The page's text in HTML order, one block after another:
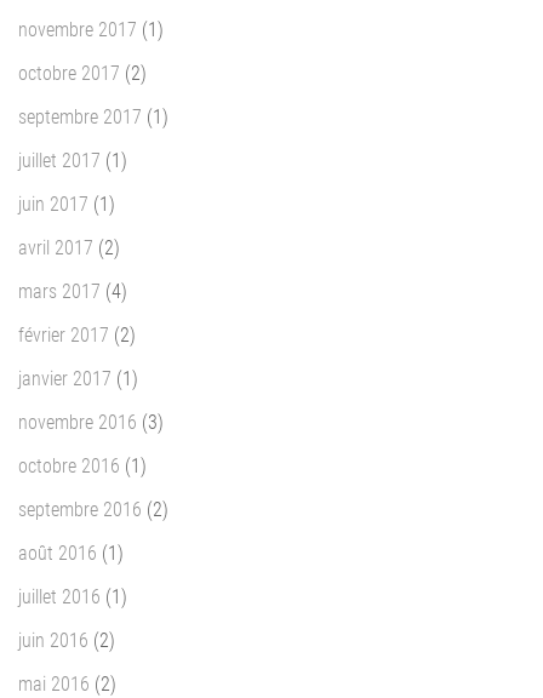
novembre 2017 (1)
octobre 2017 (2)
septembre 2017 (1)
juillet 2017 (1)
juin 2017 (1)
avril 2017 (2)
mars 2017 (4)
février 2017 (2)
janvier 2017 (1)
novembre 2016 (3)
octobre 2016 (1)
septembre 2016 (2)
août 2016 (1)
juillet 2016 (1)
juin 2016 (2)
mai 2016 (2)